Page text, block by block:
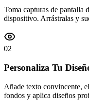
Toma capturas de pantalla
dispositivo. Arrástralas y
02
Personaliza Tu
Añade texto convincente,
fondos y aplica diseños